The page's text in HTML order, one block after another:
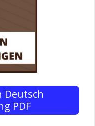
Deutsch
PDF